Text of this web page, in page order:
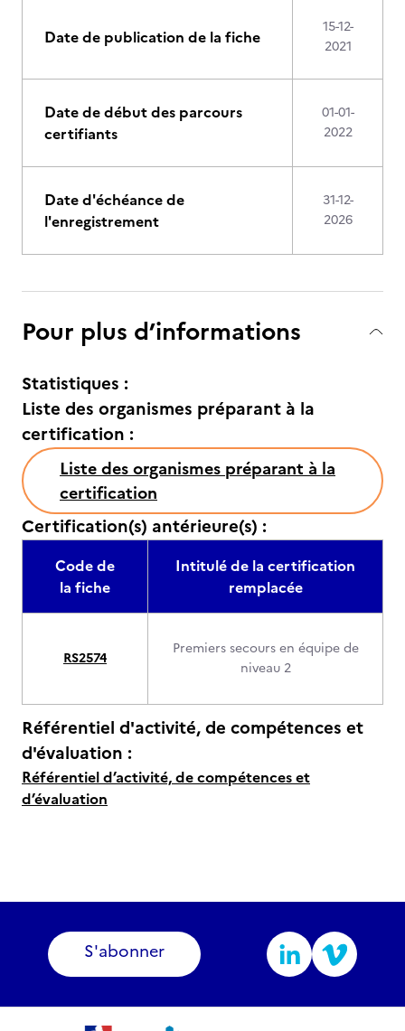
Date de publication de la fiche
15-12-
2021
Date de début des parcours
certifiants
01-01-
2022
Date d'échéance de
l'enregistrement
31-12-
2026
Pour plus d’informations
Statistiques :
Liste des organismes préparant à la
certification :
Liste des organismes préparant à la
certification
Certification(s) antérieure(s) :
Code de
la fiche
Intitulé de la certification
remplacée
RS2574
Premiers secours en équipe de
niveau 2
Référentiel d'activité, de compétences et
d'évaluation :
Référentiel d’activité, de compétences et
d’évaluation
S'abonner